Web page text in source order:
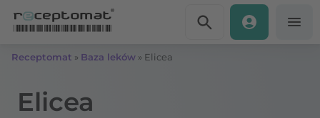
Receptomat » Baza leków » Elicea
Elicea